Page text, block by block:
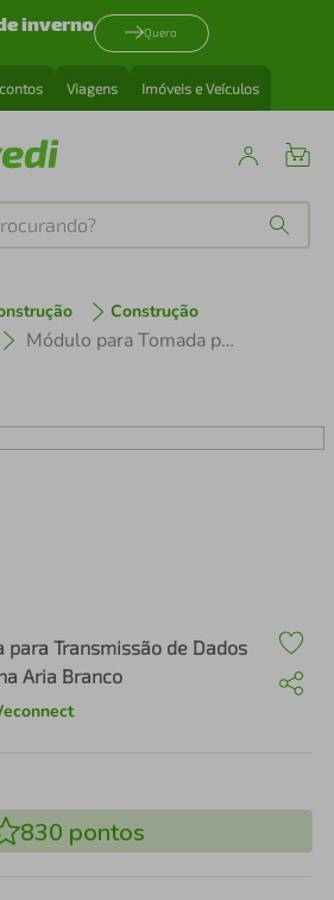
inverno Quero
Viagens Imóveis e Veículos
Construção
Módulo para Tomada para Transmissão de Dados RJ45 cat. 6 Tramontina Aria Branco
para Transmissão de Dados
Aria Branco
830 pontos